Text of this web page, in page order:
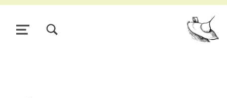
Pour
MENU